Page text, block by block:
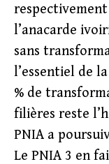
respectivement
l’anacarde
sans
l’essentiel de
% de
filières reste
PNIA a
Le PNIA 3 en